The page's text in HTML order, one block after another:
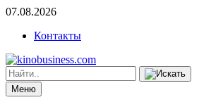
07.08.2026
Контакты
Меню